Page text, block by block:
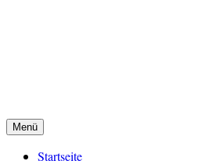
Menü
Startseite